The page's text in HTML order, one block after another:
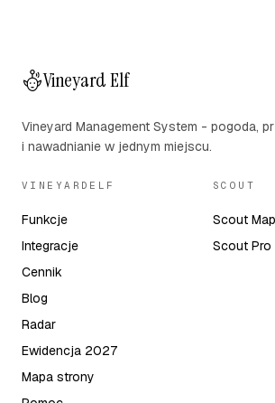
Vineyard Elf
Vineyard Management System - pogoda,
i nawadnianie w jednym miejscu.
VINEYARDELF
Funkcje
Integracje
Cennik
Blog
Radar
Ewidencja 2027
Mapa strony
SCOUT
Scout Map
Scout Pro